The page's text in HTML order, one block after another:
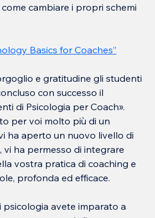
cambiare i propri schemi
Basics for Coaches”
e gratitudine gli studenti
con successo il
di Psicologia per Coach».
per voi molto più di un
ha aperto un nuovo livello di
ha permesso di integrare
vostra pratica di coaching e
profonda ed efficace.
psicologia avete imparato a